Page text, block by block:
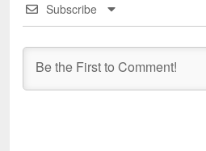
Subscribe